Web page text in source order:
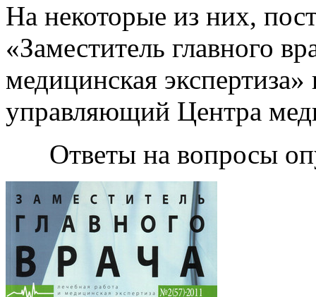
На некоторые из них,
«Заместитель главного
медицинская
управляющий Центра
Ответы на вопросы